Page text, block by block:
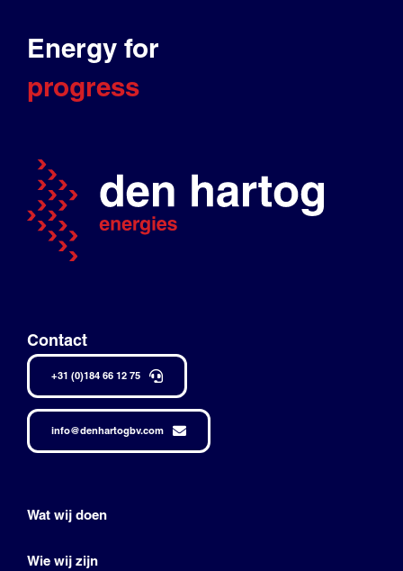
Energy for
progress
Contact
+31 (0)184 66 12 75
info@denhartogbv.com
Wat wij doen
Wie wij zijn